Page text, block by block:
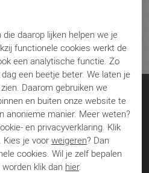
daarop lijken helpen we je
functionele cookies werkt de
een analytische functie. Zo
een beetje beter. We laten je
Daarom gebruiken we
en buiten onze website te
anonieme manier. Meer weten?
en privacyverklaring. Klik
je voor weigeren? Dan
cookies. Wil je zelf bepalen
klik dan hier.